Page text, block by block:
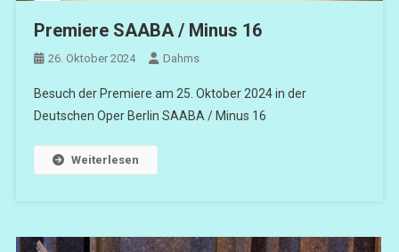
Premiere SAABA / Minus 16
26. Oktober 2024 Dahms
Besuch der Premiere am 25. Oktober 2024 in der
Deutschen Oper Berlin SAABA / Minus 16
Weiterlesen